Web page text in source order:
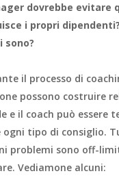
dovrebbe evitare
i propri
sono?
il processo di
possono costruire
e il coach può essere
ogni tipo di consiglio.
problemi sono off-
Vediamone alcuni: